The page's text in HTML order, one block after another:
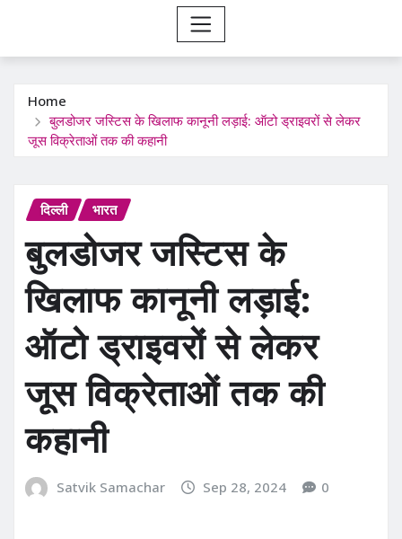
Home
बुलडोजर जस्टिस के खिलाफ कानूनी लड़ाई: ऑटो ड्राइवरों से लेकर
जूस विक्रेताओं तक की कहानी
दिल्ली भारत
बुलडोजर जस्टिस के
खिलाफ कानूनी लड़ाई:
ऑटो ड्राइवरों से लेकर
जूस विक्रेताओं तक की
कहानी
Satvik Samachar Sep 28, 2024 0